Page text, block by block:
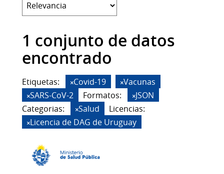
1 conjunto de datos
encontrado
Etiquetas: Covid-19
Vacunas
SARS-CoV-2
Formatos:
JSON
Categorias:
Salud
Licencias:
Licencia de DAG de Uruguay